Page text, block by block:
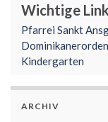
Wichtige
Pfarrei Sankt
Dominikanerorden
Kindergarten
ARCHIV